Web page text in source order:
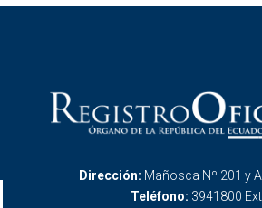
Dirección: Mañosca Nº 201 y
Teléfono: 3941800